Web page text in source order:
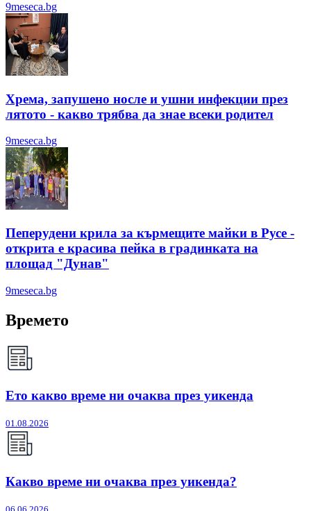
9meseca.bg
Хрема, запушено носле и ушни инфекции през
лятотo - какво трябва да знае всеки родител
9meseca.bg
Пеперудени крила за кърмещите майки в Русе -
открита е красива пейка в градинката на
площад "Дунав"
9meseca.bg
Времето
Ето какво време ни очаква през уикенда
01.08.2026
Какво време ни очаква през уикенда?